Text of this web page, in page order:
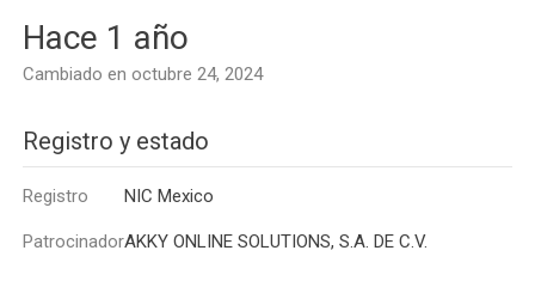
Hace 1 año
Cambiado en octubre 24, 2024
Registro y estado
Registro NIC Mexico
PatrocinadorAKKY ONLINE SOLUTIONS, S.A. DE C.V.